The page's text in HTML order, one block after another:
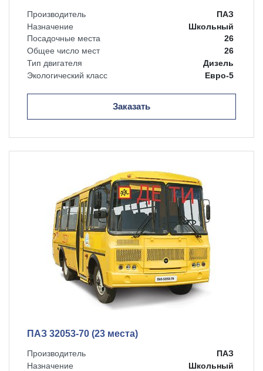
Производитель
ПАЗ
Назначение
Школьный
Посадочные места
26
Общее число мест
26
Тип двигателя
Дизель
Экологический класс
Евро-5
Заказать
ПАЗ 32053-70 (23 места)
Производитель
ПАЗ
Назначение
Школьный